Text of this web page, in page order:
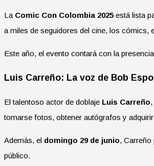
La Comic Con Colombia 2025 está lista
a miles de seguidores del cine, los cómics,
Este año, el evento contará con la
Luis Carreño: La voz de Bob
El talentoso actor de doblaje Luis Carreño
tomarse fotos, obtener autógrafos y
Además, el domingo 29 de junio, Carreño
público.